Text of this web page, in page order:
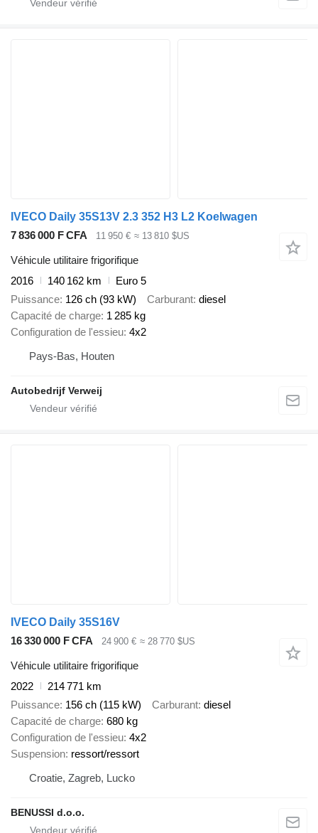
IVECO Daily 35S13V 2.3 352 H3 L2 Koelwagen
7 836 000 F CFA
11 950 € ≈ 13 810 $US
Véhicule utilitaire frigorifique
2016
140 162 km
Euro 5
Puissance 126 ch (93 kW) Carburant diesel
Capacité de charge 1 285 kg
Configuration de l'essieu 4x2
Pays-Bas, Houten
Autobedrijf Verweij
IVECO Daily 35S16V
16 330 000 F CFA
24 900 € ≈ 28 770 $US
Véhicule utilitaire frigorifique
2022
214 771 km
Puissance 156 ch (115 kW) Carburant diesel
Capacité de charge 680 kg
Configuration de l'essieu 4x2
Suspension ressort/ressort
Croatie, Zagreb, Lucko
BENUSSI d.o.o.